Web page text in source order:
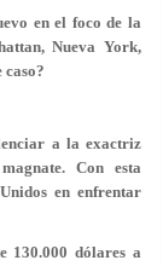
en el foco de la
Nueva York,
a la exactriz
Con esta
en enfrentar
130.000 dólares a